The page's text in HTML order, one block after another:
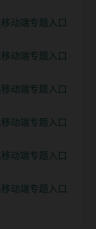
动端专题入口
动端专题入口
动端专题入口
动端专题入口
动端专题入口
动端专题入口